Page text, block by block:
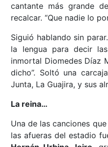
cantante más grande
recalcar. “Que nadie lo
Siguió hablando sin
la lengua para decir
inmortal Diomedes Díaz
dicho”. Soltó una
Junta, La Guajira, y sus
La reina…
Una de las canciones
las afueras del estadio